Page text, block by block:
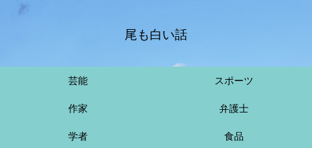
尾も白い話
芸能 スポーツ
作家 弁護士
学者 食品